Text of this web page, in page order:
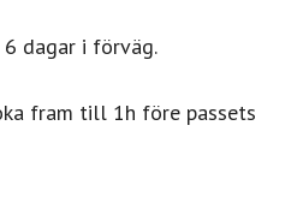
dagar i förväg.
fram till 1h före passets